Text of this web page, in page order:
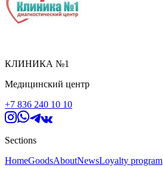
КЛИНИКА №1
Медицинский центр
+7 836 240 10 10
Sections
HomeGoodsAboutNewsLoyalty program